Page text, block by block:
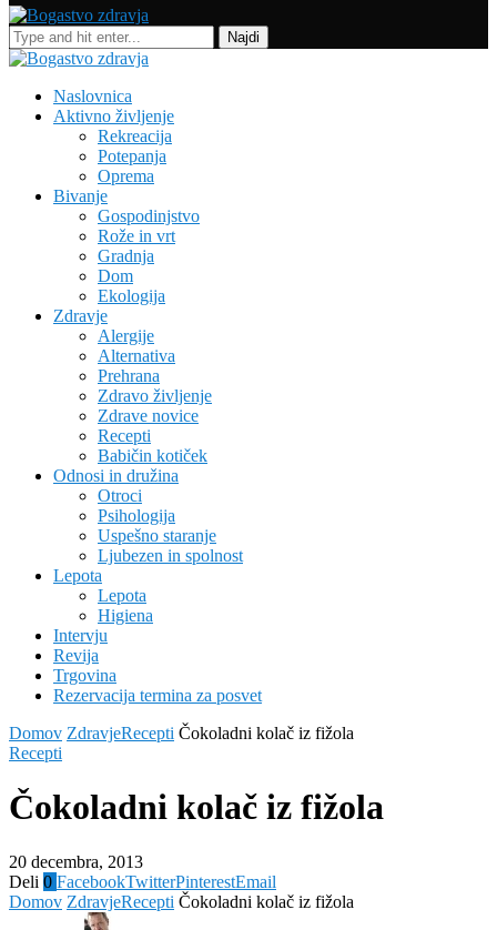
Najdi
Naslovnica
Aktivno življenje
Rekreacija
Potepanja
Oprema
Bivanje
Gospodinjstvo
Rože in vrt
Gradnja
Dom
Ekologija
Zdravje
Alergije
Alternativa
Prehrana
Zdravo življenje
Zdrave novice
Recepti
Babičin kotiček
Odnosi in družina
Otroci
Psihologija
Uspešno staranje
Ljubezen in spolnost
Lepota
Lepota
Higiena
Intervju
Revija
Trgovina
Rezervacija termina za posvet
Domov ZdravjeRecepti Čokoladni kolač iz fižola
Recepti
Čokoladni kolač iz fižola
20 decembra, 2013
Deli 0 FacebookTwitterPinterestEmail
Domov ZdravjeRecepti Čokoladni kolač iz fižola